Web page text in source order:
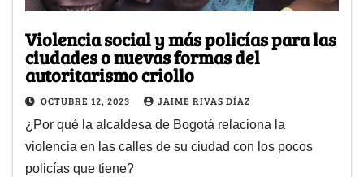
Violencia social y más policías para las
ciudades o nuevas formas del
autoritarismo criollo
OCTUBRE 12, 2023 JAIME RIVAS DÍAZ
¿Por qué la alcaldesa de Bogotá relaciona la
violencia en las calles de su ciudad con los pocos
policías que tiene?